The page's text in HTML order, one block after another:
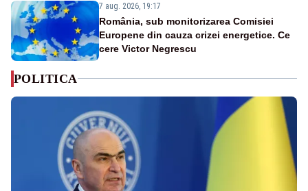
7 aug. 2026, 19:17
România, sub monitorizarea Comisiei
Europene din cauza crizei energetice. Ce
cere Victor Negrescu
POLITICA